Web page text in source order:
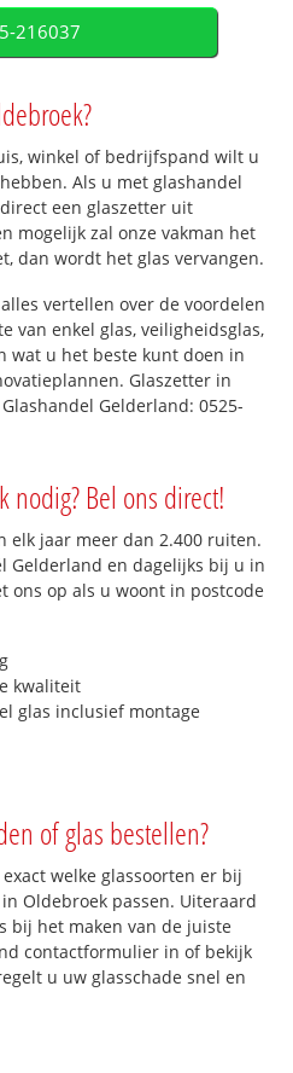
216037
winkel of bedrijfspand wilt u
Als u met glashandel
een glaszetter uit
mogelijk zal onze vakman het
dan wordt het glas vervangen.
vertellen over de voordelen
van enkel glas, veiligheidsglas,
wat u het beste kunt doen in
Glaszetter in
Gelderland: 0525-
nodig? Bel ons direct!
elk jaar meer dan 2.400 ruiten.
Gelderland en dagelijks bij u in
ons op als u woont in postcode
kwaliteit
glas inclusief montage
of glas bestellen?
welke glassoorten er bij
Oldebroek passen. Uiteraard
bij het maken van de juiste
contactformulier in of bekijk
u uw glasschade snel en